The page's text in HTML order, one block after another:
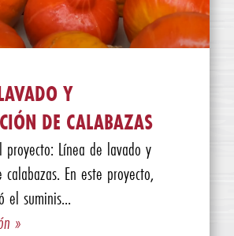
Y
DE CALABAZAS
proyecto: Línea de lavado y
En este proyecto,
el suminis...
»